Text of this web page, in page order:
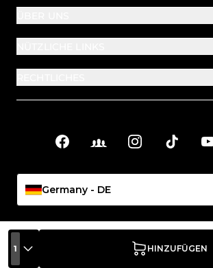
1 HINZUFÜGEN
Soziale
FacebookFacebook Groups
InstagramTikTok
Germany - DE